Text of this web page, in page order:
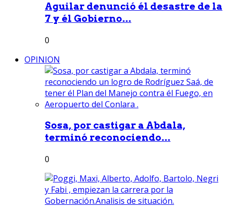
Aguilar denunció él desastre de la
7 y él Gobierno...
0
OPINION
Sosa, por castigar a Abdala,
terminó reconociendo...
0